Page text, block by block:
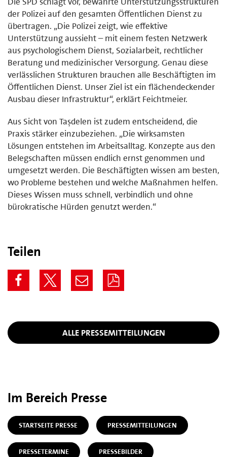
der Polizei auf den gesamten Öffentlichen Dienst zu
übertragen. „Die Polizei zeigt, wie effektive
Unterstützung aussieht – mit einem festen Netzwerk
aus psychologischem Dienst, Sozialarbeit, rechtlicher
Beratung und medizinischer Versorgung. Genau diese
verlässlichen Strukturen brauchen alle Beschäftigten im
Öffentlichen Dienst. Unser Ziel ist ein flächendeckender
Ausbau dieser Infrastruktur“, erklärt Feichtmeier.
Aus Sicht von Taşdelen ist zudem entscheidend, die
Praxis stärker einzubeziehen. „Die wirksamsten
Lösungen entstehen im Arbeitsalltag. Konzepte aus den
Belegschaften müssen endlich ernst genommen und
umgesetzt werden. Die Beschäftigten wissen am besten,
wo Probleme bestehen und welche Maßnahmen helfen.
Dieses Wissen muss schnell, verbindlich und ohne
bürokratische Hürden genutzt werden.“
Teilen
ALLE PRESSEMITTEILUNGEN
Im Bereich Presse
STARTSEITE PRESSE PRESSEMITTEILUNGEN
PRESSETERMINE PRESSEBILDER